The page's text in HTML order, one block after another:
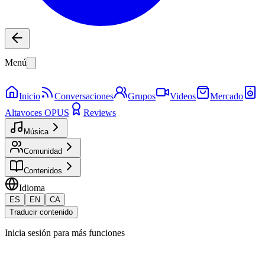
Menú
Inicio Conversaciones Grupos Videos
Mercado
Altavoces OPUS
Reviews
Música
Comunidad
Contenidos
Idioma
ES EN
CA
Traducir contenido
Inicia sesión para más funciones